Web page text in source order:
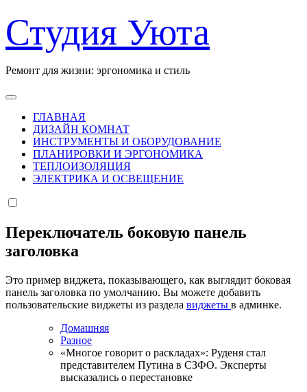
к
содержанию
Студия Уюта
Ремонт для жизни: эргономика и стиль
ГЛАВНАЯ
ДИЗАЙН КОМНАТ
ИНСТРУМЕНТЫ И ОБОРУДОВАНИЕ
ПЛАНИРОВКИ И ЭРГОНОМИКА
ТЕПЛОИЗОЛЯЦИЯ
ЭЛЕКТРИКА И ОСВЕЩЕНИЕ
Переключатель боковую панель
заголовка
Это пример виджета, показывающего, как выглядит боковая
панель заголовка по умолчанию. Вы можете добавить
пользовательские виджеты из раздела виджеты в админке.
Домашняя
Разное
«Многое говорит о раскладах»: Руденя стал
представителем Путина в СЗФО. Эксперты
высказались о перестановке